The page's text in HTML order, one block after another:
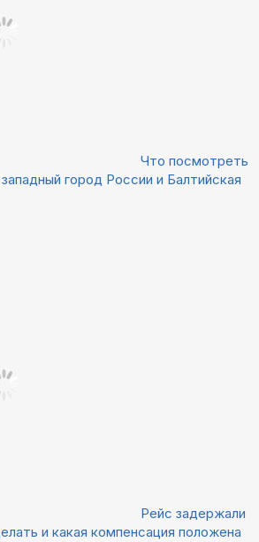
Что посмотреть
город России и Балтийская
Рейс задержали
и какая компенсация положена